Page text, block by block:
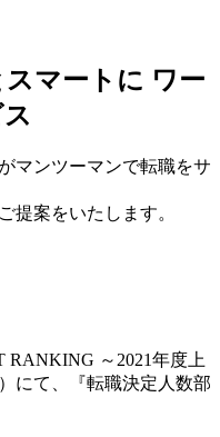
マートに ワー
マンツーマンで転職をサ
提案をいたします。
～2021年度上
にて、『転職決定人数部